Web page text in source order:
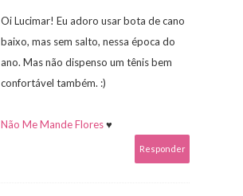
Oi Lucimar! Eu adoro usar bota de cano
baixo, mas sem salto, nessa época do
ano. Mas não dispenso um tênis bem
confortável também. :)
Não Me Mande Flores♥
Responder